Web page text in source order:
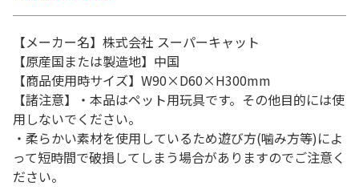
【メーカー名】株式会社 スーパーキャット
【原産国または製造地】中国
【商品使用時サイズ】W90×D60×H300mm
【諸注意】・本品はペット用玩具です。その他目的には使
用しないでください。
・柔らかい素材を使用しているため遊び方(噛み方等)によ
って短時間で破損してしまう場合がありますのでご注意く
ださい。